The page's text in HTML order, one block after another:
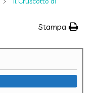
Stampa